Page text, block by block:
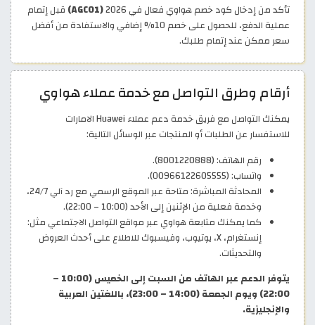
تأكد من إدخال كود خصم هواوي فعال في 2026
(AGC01)
قبل إتمام
عملية الدفع، للحصول على خصم 10% إضافي والاستفادة من أفضل
سعر ممكن عند إتمام طلبك.
أرقام وطرق التواصل مع خدمة عملاء هواوي
يمكنك التواصل مع فريق خدمة دعم عملاء Huawei الامارات
للاستفسار عن الطلبات أو المنتجات عبر الوسائل التالية:
رقم الهاتف: (8001220888).
واتساب: (00966122605555).
المحادثة المباشرة: متاحة عبر الموقع الرسمي مع رد آلي 24/7،
وخدمة فعلية من الإثنين إلى الأحد (10:00 – 22:00).
كما يمكنك متابعة هواوي عبر مواقع التواصل الاجتماعي مثل:
إنستغرام، X، يوتيوب، وفيسبوك للاطلاع على أحدث العروض
والتحديثات.
يتوفر الدعم عبر الهاتف من السبت إلى الخميس (10:00 –
22:00) ويوم الجمعة (14:00 – 23:00)، باللغتين العربية
والإنجليزية.